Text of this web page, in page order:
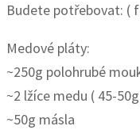
Budete potřebovat: (
Medové pláty:
~250g polohrubé
~2 lžíce medu ( 45-
~50g másla